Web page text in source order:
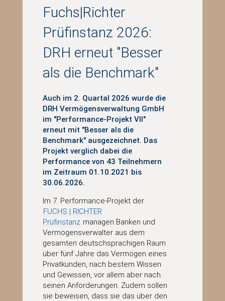
Fuchs|Richter
Prüfinstanz 2026:
DRH erneut "Besser
als die Benchmark"
Auch im 2. Quartal 2026 wurde die
DRH Vermögensverwaltung GmbH
im "Performance-Projekt VII"
erneut mit "Besser als die
Benchmark" ausgezeichnet. Das
Projekt verglich dabei die
Performance von 43 Teilnehmern
im Zeitraum 01.10.2021 bis
30.06.2026.
Im 7. Performance-Projekt der
FUCHS | RICHTER
Prüfinstanz managen Banken und
Vermögensverwalter aus dem
gesamten deutschsprachigen Raum
über fünf Jahre das Vermögen eines
Privatkunden, nach bestem Wissen
und Gewissen, vor allem aber nach
seinen Anforderungen. Zudem sollen
sie beweisen, dass sie das über den